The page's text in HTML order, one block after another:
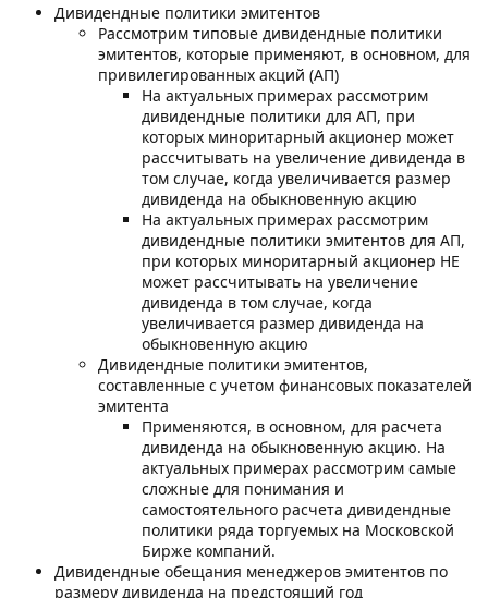
Дивидендные политики эмитентов
Рассмотрим типовые дивидендные политики
эмитентов, которые применяют, в основном, для
привилегированных акций (АП)
На актуальных примерах рассмотрим
дивидендные политики для АП, при
которых миноритарный акционер может
рассчитывать на увеличение дивиденда в
том случае, когда увеличивается размер
дивиденда на обыкновенную акцию
На актуальных примерах рассмотрим
дивидендные политики эмитентов для АП,
при которых миноритарный акционер НЕ
может рассчитывать на увеличение
дивиденда в том случае, когда
увеличивается размер дивиденда на
обыкновенную акцию
Дивидендные политики эмитентов,
составленные с учетом финансовых показателей
эмитента
Применяются, в основном, для расчета
дивиденда на обыкновенную акцию. На
актуальных примерах рассмотрим самые
сложные для понимания и
самостоятельного расчета дивидендные
политики ряда торгуемых на Московской
Бирже компаний.
Дивидендные обещания менеджеров эмитентов по
размеру дивиденда на предстоящий год